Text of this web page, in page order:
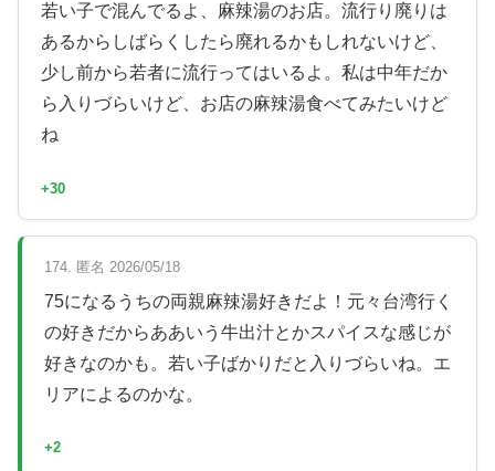
若い子で混んでるよ、麻辣湯のお店。流行り廃りは
あるからしばらくしたら廃れるかもしれないけど、
少し前から若者に流行ってはいるよ。私は中年だか
ら入りづらいけど、お店の麻辣湯食べてみたいけど
ね
+30
174. 匿名 2026/05/18
75になるうちの両親麻辣湯好きだよ！元々台湾行く
の好きだからああいう牛出汁とかスパイスな感じが
好きなのかも。若い子ばかりだと入りづらいね。エ
リアによるのかな。
+2